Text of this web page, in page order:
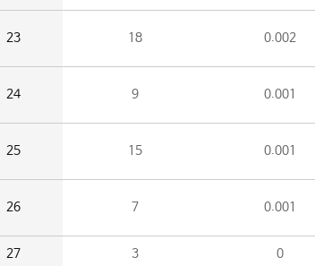
23 18 0.002
24 9 0.001
25 15 0.001
26 7 0.001
27 3 0